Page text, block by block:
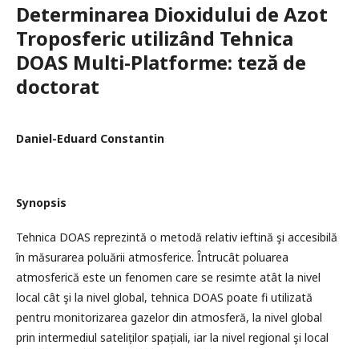
Determinarea Dioxidului de Azot
Troposferic utilizând Tehnica
DOAS Multi-Platforme: teză de
doctorat
Daniel-Eduard Constantin
Synopsis
Tehnica DOAS reprezintă o metodă relativ ieftină şi accesibilă
în măsurarea poluării atmosferice. Întrucât poluarea
atmosferică este un fenomen care se resimte atât la nivel
local cât şi la nivel global, tehnica DOAS poate fi utilizată
pentru monitorizarea gazelor din atmosferă, la nivel global
prin intermediul sateliților spațiali, iar la nivel regional şi local